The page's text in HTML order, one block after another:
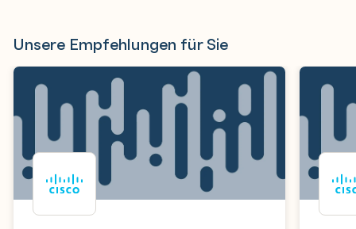
Unsere Empfehlungen für Sie